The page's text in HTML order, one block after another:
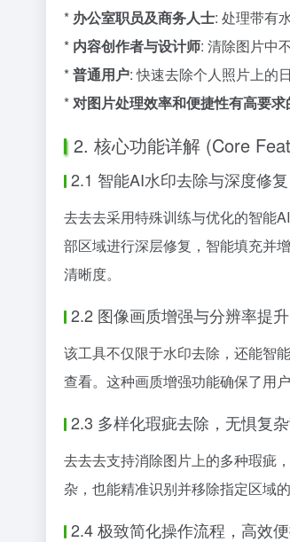
* 办公室职员及商务人士: 处理带有
* 内容创作者与设计师: 清除图片中
*普通用户: 快速去除个人照片上的
*对图片处理效率和便捷性有高要
2. 核心功能详解 (Core
2.1 智能AI水印去除与深度修复
去去去采用特殊训练与优化的智能
部区域进行深层修复，智能填充并
清晰度。
2.2 图像画质增强与分辨率提升
该工具不仅限于水印去除，还能智
查看。这种画质增强功能确保了用
2.3 多样化瑕疵去除，无惧复
去去去支持消除图片上的多种瑕疵
杂，也能精准识别并移除指定区域
2.4 极致简化操作流程，高效